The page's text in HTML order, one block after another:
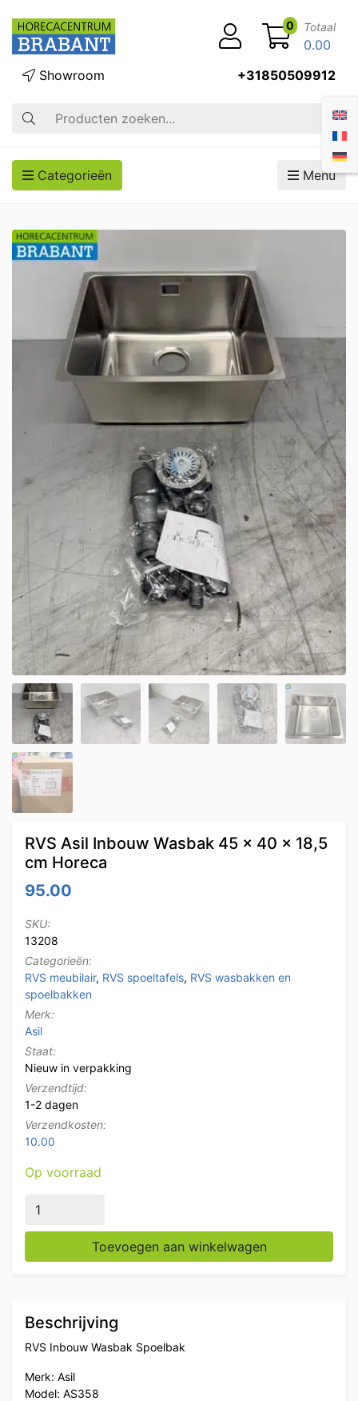
Zoek op
Showroom +31850509912
0 Totaal
0.00
Categorieën Menu
RVS Asil Inbouw Wasbak 45 x 40 x 18,5
cm Horeca
95.00
SKU:
13208
Categorieën:
RVS meubilair, RVS spoeltafels, RVS wasbakken en
spoelbakken
Merk:
Asil
Staat:
Nieuw in verpakking
Verzendtijd:
1-2 dagen
Verzendkosten:
10.00
Op voorraad
RVS Asil Inbouw Wasbak 45 x 40 x 18,5 cm Horeca
Toevoegen aan winkelwagen
Beschrijving
RVS Inbouw Wasbak Spoelbak
Merk: Asil
Model: AS358